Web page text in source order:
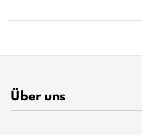
Über uns